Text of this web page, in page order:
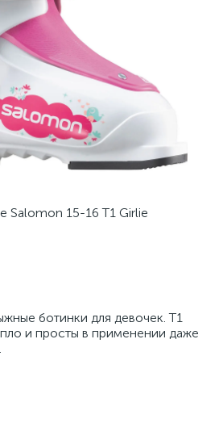
Salomon 15-16 T1 Girlie
ботинки для девочек. T1
и просты в применении даже